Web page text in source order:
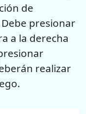
de
presionar
a la derecha
realizar